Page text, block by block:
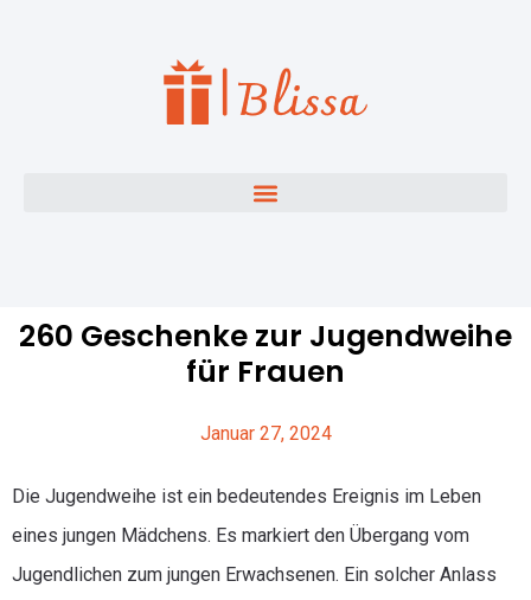
260 Geschenke zur Jugendweihe
für Frauen
Januar 27, 2024
Die Jugendweihe ist ein bedeutendes Ereignis im Leben
eines jungen Mädchens. Es markiert den Übergang vom
Jugendlichen zum jungen Erwachsenen. Ein solcher Anlass